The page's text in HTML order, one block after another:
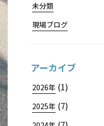
未分類
現場ブログ
アーカイブ
2026年 (1)
2025年 (7)